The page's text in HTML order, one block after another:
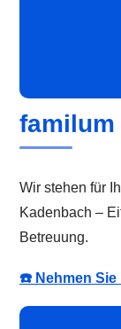
familum
Wir stehen für
Kadenbach –
Betreuung.
☎️ Nehmen Sie